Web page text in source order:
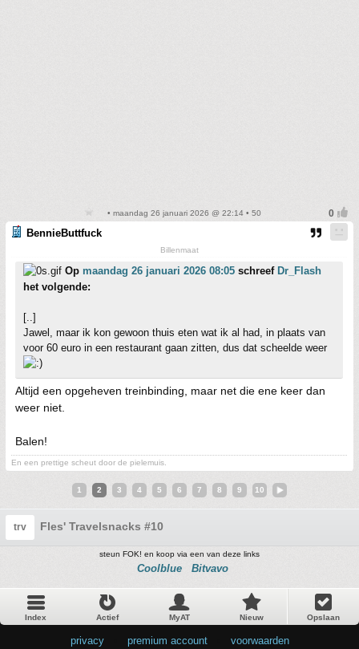
• maandag 26 januari 2026 @ 22:14 • 50
BennieButtfuck
Billenmaat
Op maandag 26 januari 2026 08:05 schreef Dr_Flash
het volgende:
[..]
Jawel, maar ik kon gewoon thuis eten wat ik al had, in plaats van
voor 60 euro in een restaurant gaan zitten, dus dat scheelde weer
Altijd een opgeheven treinbinding, maar net die ene keer dan
weer niet.
Balen!
En een prettige scheut door de pielemuis.
1 2 3 4 5 6 7 8 9 10
trv Fles' Travelsnacks #10
steun FOK! en koop via een van deze links
Coolblue Bitvavo
Index Actief MyAT Nieuw Opslaan
privacy premium account voorwaarden